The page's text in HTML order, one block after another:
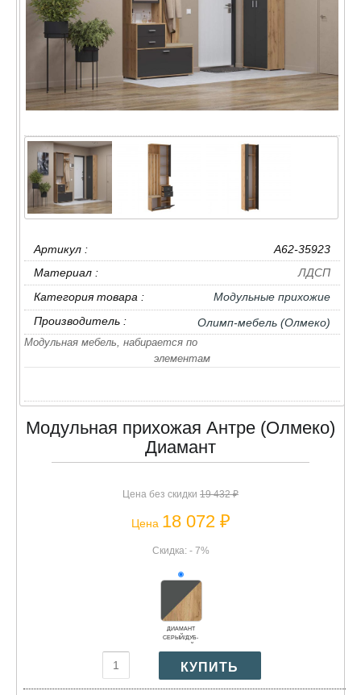
Артикул :
A62-35923
Материал :
ЛДСП
Категория товара :
Модульные прихожие
Производитель :
Олимп-мебель (Олмеко)
Модульная мебель, набирается по
элементам
Модульная прихожая Антре (Олмеко)
Диамант
Цена без скидки 19 432 ₽
Цена 18 072 ₽
Скидка: - 7%
ДИАМАНТ
СЕРЫЙ/ДУБ-